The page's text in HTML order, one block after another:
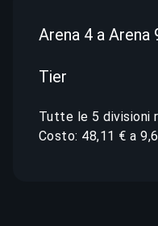
Arena 4 a
Tier
Tutte le 5 divisioni
Costo: 48,11 € a